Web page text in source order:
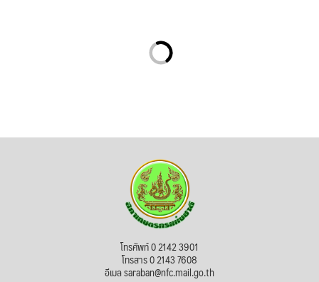
โทรศัพท์ 0 2142 3901
โทรสาร 0 2143 7608
อีเมล saraban@nfc.mail.go.th